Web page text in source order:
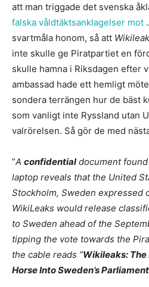
att man triggade det svenska
falska våldtäktsanklagelser mot
svartmåla honom, så att
inte skulle ge Piratpartiet en
skulle hamna i Riksdagen efter
ambassad hade ett hemligt
sondera terrängen hur de bäst
som vanligt inte Ryssland utan
valrörelsen. Så gör de med
”A confidentialdocument found
laptop reveals that the United
Stockholm, Sweden expressed
WikiLeaks would release
to Sweden ahead of the
tipping the vote towards the
the cable reads ”Wikileaks: The
Horse Into Sweden’s